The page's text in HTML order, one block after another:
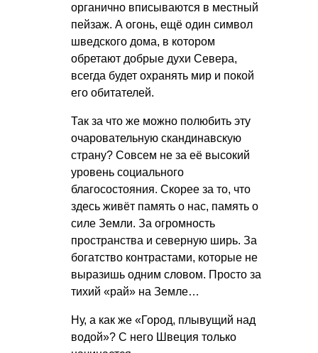
органично вписываются в местный
пейзаж. А огонь, ещё один символ
шведского дома, в котором
обретают добрые духи Севера,
всегда будет охранять мир и покой
его обитателей.
Так за что же можно полюбить эту
очаровательную скандинавскую
страну? Совсем не за её высокий
уровень социального
благосостояния. Скорее за то, что
здесь живёт память о нас, память о
силе Земли. За огромность
пространства и северную ширь. За
богатство контрастами, которые не
выразишь одним словом. Просто за
тихий «рай» на Земле…
Ну, а как же «Город, плывущий над
водой»? С него Швеция только